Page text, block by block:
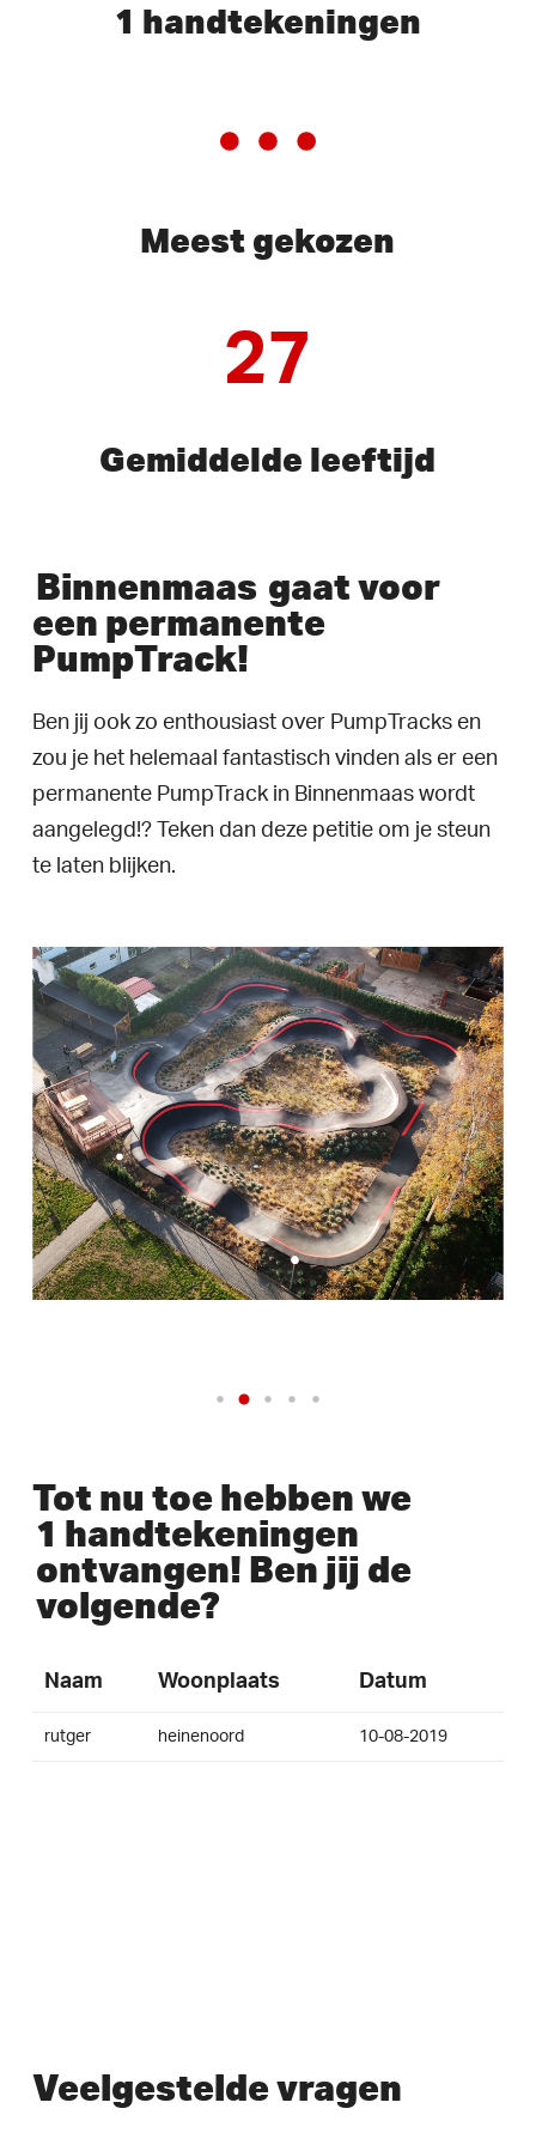
1 handtekeningen
Meest gekozen
27
Gemiddelde leeftijd
Binnenmaas gaat voor
een permanente
PumpTrack!
Ben jij ook zo enthousiast over PumpTracks en
zou je het helemaal fantastisch vinden als er een
permanente PumpTrack in Binnenmaas wordt
aangelegd!? Teken dan deze petitie om je steun
te laten blijken.
Tot nu toe hebben we
1 handtekeningen
ontvangen! Ben jij de
volgende?
Naam Woonplaats Datum
rutger heinenoord 10-08-2019
Veelgestelde vragen